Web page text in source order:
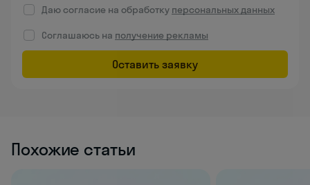
Даю согласие на обработку персональных данных
Соглашаюсь на получение рекламы
Оставить заявку
Похожие статьи